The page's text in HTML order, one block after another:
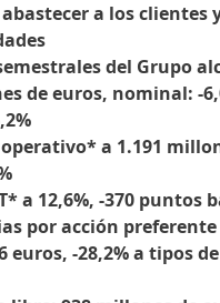
a los clientes
del Grupo
de euros, nominal: -
a 1.191
a 12,6%, -370 puntos
por acción preferente
euros, -28,2% a tipos